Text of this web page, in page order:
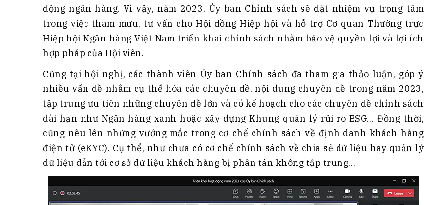
động ngân hàng. Vì vậy, năm 2023, Ủy ban Chính sách sẽ đặt nhiệm vụ trọng tâm
trong việc tham mưu, tư vấn cho Hội đồng Hiệp hội và hỗ trợ Cơ quan Thường trực
Hiệp hội Ngân hàng Việt Nam triển khai chính sách nhằm bảo vệ quyền lợi và lợi ích
hợp pháp của Hội viên.
Cũng tại hội nghị, các thành viên Ủy ban Chính sách đã tham gia thảo luận, góp ý
nhiều vấn đề nhằm cụ thể hóa các chuyên đề, nội dung chuyên đề trong năm 2023,
tập trung ưu tiên những chuyên đề lớn và có kế hoạch cho các chuyên đề chính sách
dài hạn như Ngân hàng xanh hoặc xây dựng Khung quản lý rủi ro ESG… Đồng thời,
cũng nêu lên những vướng mắc trong cơ chế chính sách về định danh khách hàng
điện tử (eKYC). Cụ thể, như chưa có cơ chế chính sách về chia sẻ dữ liệu hay quản lý
dữ liệu dẫn tới cơ sở dữ liệu khách hàng bị phân tán không tập trung…